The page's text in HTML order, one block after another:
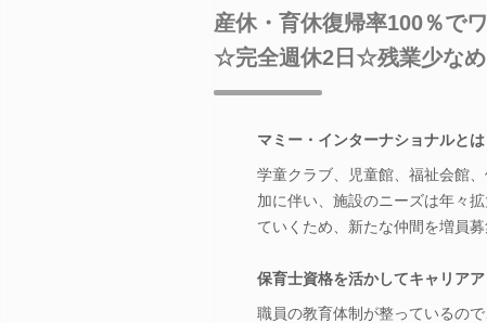
産休・育休復帰率100％で
☆完全週休2日☆残業少なめ
マミー・インターナショナルとは
学童クラブ、児童館、福祉会館
加に伴い、施設のニーズは年々
ていくため、新たな仲間を増員募
保育士資格を活かしてキャリアア
職員の教育体制が整っているの